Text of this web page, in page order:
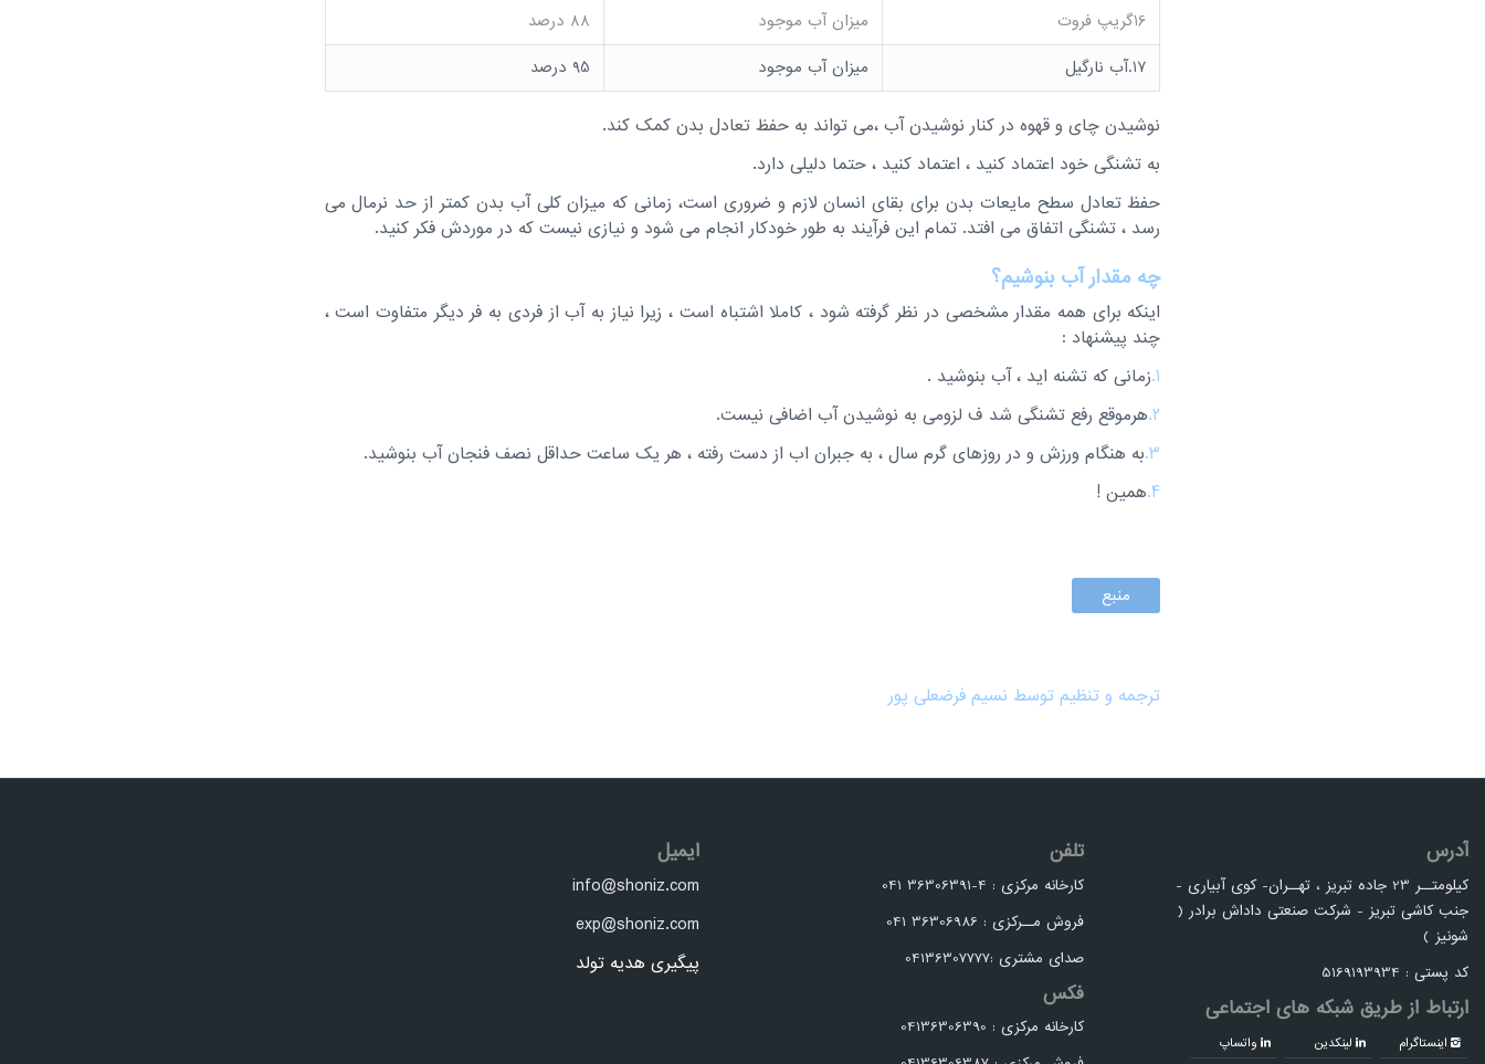
16گریپ فروت
میزان آب موجود
88 درصد
17.آب نارگیل
میزان آب موجود 95 درصد
نوشیدن چای و قهوه در کنار نوشیدن آب ،می تواند به حفظ تعادل بدن کمک کند.
به تشنگی خود اعتماد کنید ، اعتماد کنید ، حتما دلیلی دارد.
حفظ تعادل سطح مایعات بدن برای بقای انسان لازم و ضروری است، زمانی که میزان کلی آب بدن کمتر از حد نرمال می
رسد ، تشنگی اتفاق می افتد. تمام این فرآیند به طور خودکار انجام می شود و نیازی نیست که در موردش فکر کنید.
چه مقدار آب بنوشیم؟
اینکه برای همه مقدار مشخصی در نظر گرفته شود ، کاملا اشتباه است ، زیرا نیاز به آب از فردی به فر دیگر متفاوت است ،
چند پیشنهاد :
1. زمانی که تشنه اید ، آب بنوشید .
2. هرموقع رفع تشنگی شد ف لزومی به نوشیدن آب اضافی نیست.
3. به هنگام ورزش و در روزهای گرم سال ، به جبران اب از دست رفته ، هر یک ساعت حداقل نصف فنجان آب بنوشید.
4. همین !
منبع
ترجمه و تنظیم توسط نسیم فرضعلی پور
آدرس
کیلومتــر 23 جاده تبریز ، تهــران- کوی آبیاری -
جنب کاشی تبریز - شرکت صنعتی داداش برادر (
شونیز )
کد پستی : 5169193934
ارتباط از طریق شبکه های اجتماعی
اینستاگرام لینکدین واتساپ
تلفن
کارخانه مرکزی : 4-36306391 041
فروش مــرکزی : 36306986 041
صدای مشتری :04136307777
فکس
کارخانه مرکزی : 04136306390
ایمیل
info@shoniz.com
exp@shoniz.com
پیگیری هدیه تولد